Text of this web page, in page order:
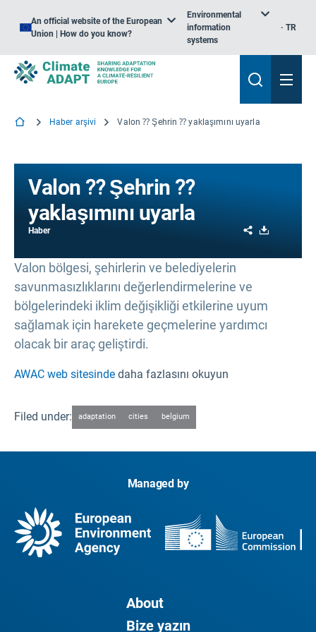
An official website of the European
Union | How do you know?
Environmental
information
systems
TR
Haber arşivi Valon ⁇ Şehrin ⁇ yaklaşımını uyarla
Valon ⁇ Şehrin ⁇
yaklaşımını uyarla
Haber Share
Valon bölgesi, şehirlerin ve belediyelerin
savunmasızlıklarını değerlendirmelerine ve
bölgelerindeki iklim değişikliği etkilerine uyum
sağlamak için harekete geçmelerine yardımcı
olacak bir araç geliştirdi.
AWAC web sitesinde daha fazlasını okuyun
Filed under: adaptation cities belgium
Managed by
About
Bize yazın